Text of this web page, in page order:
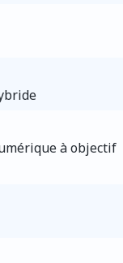
à objectif